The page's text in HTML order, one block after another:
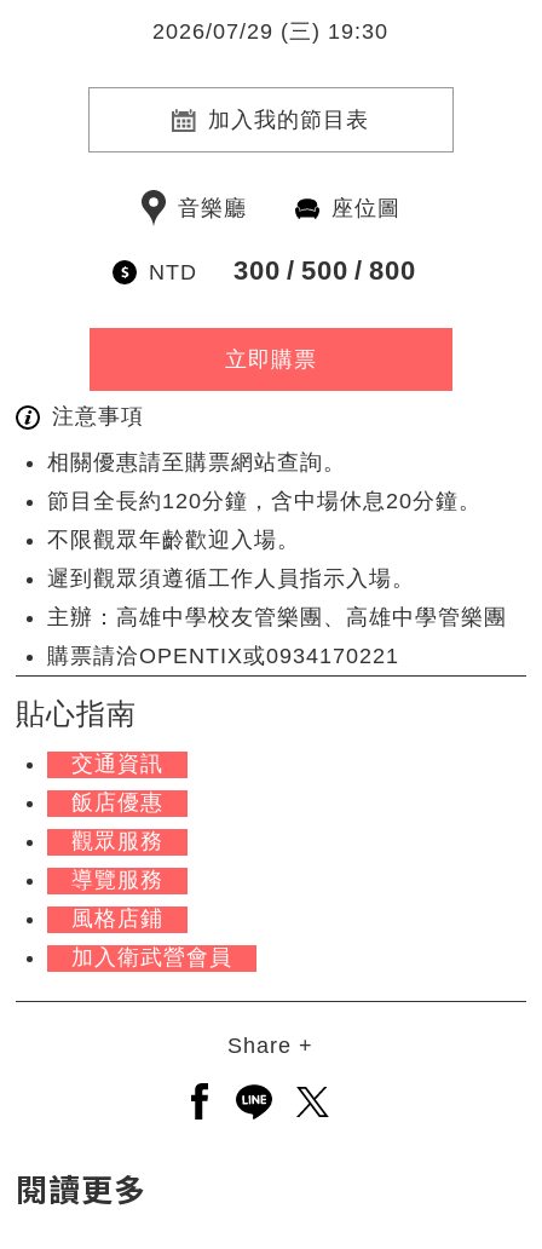
2026/07/29 (三) 19:30
加入我的節目表
音樂廳 座位圖
NTD 300 500 800
立即購票
注意事項
相關優惠請至購票網站查詢。
節目全長約120分鐘，含中場休息20分鐘。
不限觀眾年齡歡迎入場。
遲到觀眾須遵循工作人員指示入場。
主辦：高雄中學校友管樂團、高雄中學管樂團
購票請洽OPENTIX或0934170221
貼心指南
交通資訊
飯店優惠
觀眾服務
導覽服務
風格店鋪
加入衛武營會員
Share +
另開新視窗分享至facebook
另開新視窗分享至line
另開新視窗分享至
閱讀更多